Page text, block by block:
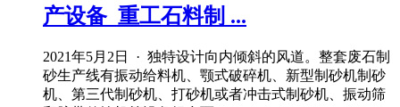
产设备_重工石料制 ...
2021年5月2日 · 独特设计向内倾斜的风道。整套废石制
砂生产线有振动给料机、颚式破碎机、新型制砂机制砂
机、第三代制砂机、打砂机或者冲击式制砂机、振动筛